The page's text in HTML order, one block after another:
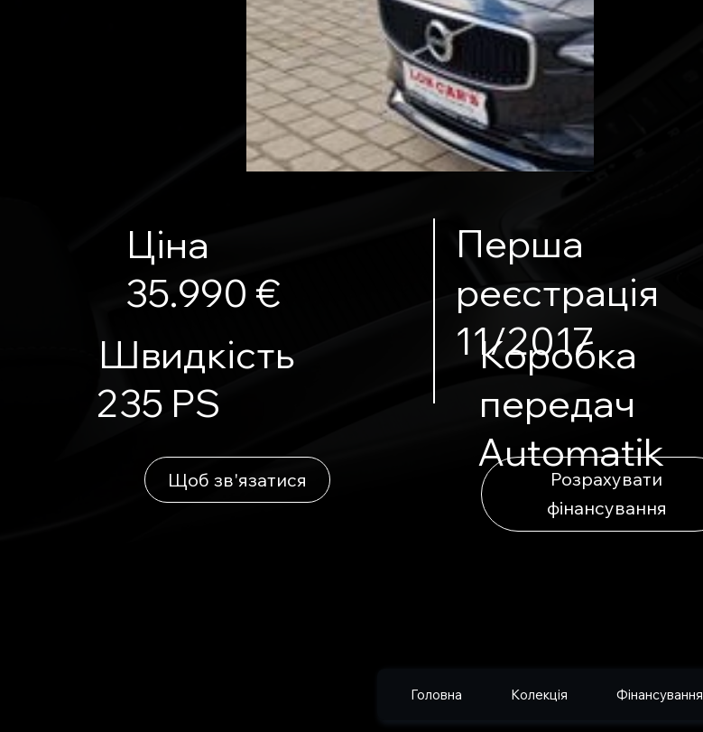
Ціна
35.990 €
Перша
реєстрація
11/2017
Швидкість
235 PS
Коробка
передач
Automatik
Щоб зв'язатися
Розрахувати
фінансування
Головна Колекція Фінансування